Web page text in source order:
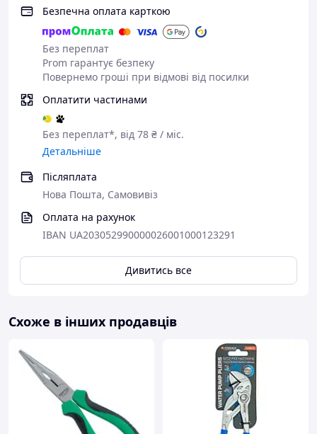
Безпечна оплата карткою
Без переплат
Prom гарантує безпеку
Повернемо гроші при відмові від посилки
Оплатити частинами
Без переплат*, від 78 ₴ / міс.
Детальніше
Післяплата
Нова Пошта, Самовивіз
Оплата на рахунок
IBAN UA203052990000026001000123291
Дивитись все
Схоже в інших продавців